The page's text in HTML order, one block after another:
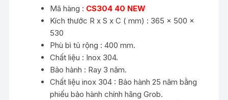
3,362,000 ₫. là:
1,849,100 ₫.
Mã hàng : CS304 40 NEW
Kích thước R x S x C ( mm) : 365 x 500 x
530
Phù bì tủ rộng : 400 mm.
Chất liệu : Inox 304.
Bảo hành : Ray 3 năm.
Chất liệu inox 304 : Bảo hành 25 năm bằng
phiếu bảo hành chính hãng Grob.